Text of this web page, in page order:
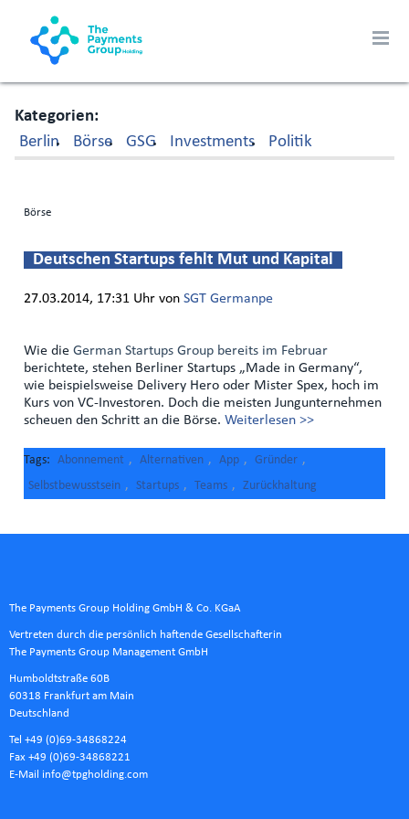
Kategorien
Berlin
Börse GSG Investments Politik
Börse
Deutschen Startups fehlt Mut und Kapital
27.03.2014, 17:31 Uhr vonSGT Germanpe
Wie dieGerman Startups Group bereits im Februar
berichtete, stehen Berliner Startups „Made in Germany“,
wie beispielsweise Delivery Hero oder Mister Spex, hoch im
Kurs von VC-Investoren. Doch die meisten Jungunternehmen
scheuen den Schritt an die Börse.Weiterlesen >>
Tags Abonnement , Alternativen , App , Gründer ,
Selbstbewusstsein , Startups , Teams , Zurückhaltung
The Payments Group Holding GmbH & Co. KGaA
Vertreten durch die persönlich haftende Gesellschafterin
The Payments Group Management GmbH
Humboldtstraße 60B
60318 Frankfurt am Main
Deutschland
Tel +49 (0)69-34868224
Fax +49 (0)69-34868221
E-Mail info@tpgholding.com